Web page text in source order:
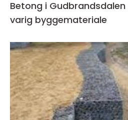
Betong i
varig byggemateriale